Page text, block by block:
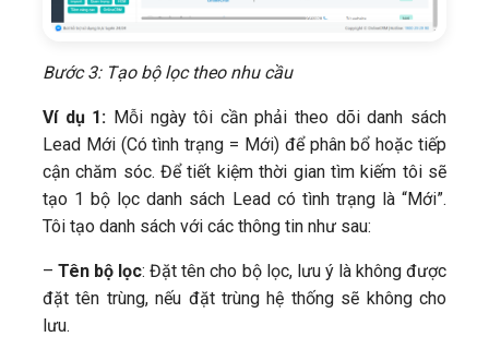
Bước 3: Tạo bộ lọc theo nhu cầu
Ví dụ 1: Mỗi ngày tôi cần phải theo dõi danh sách
Lead Mới (Có tình trạng = Mới) để phân bổ hoặc tiếp
cận chăm sóc. Để tiết kiệm thời gian tìm kiếm tôi sẽ
tạo 1 bộ lọc danh sách Lead có tình trạng là “Mới”.
Tôi tạo danh sách với các thông tin như sau:
–Tên bộ lọc: Đặt tên cho bộ lọc, lưu ý là không được
đặt tên trùng, nếu đặt trùng hệ thống sẽ không cho
lưu.